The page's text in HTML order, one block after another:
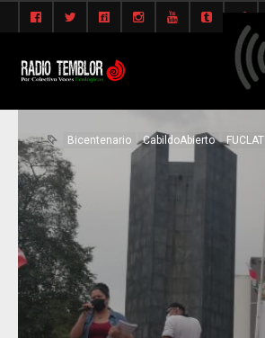
Bicentenario CabildoAbierto FUCLAT